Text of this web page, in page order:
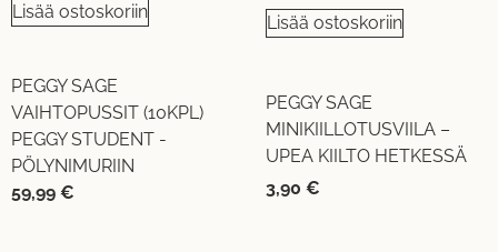
Lisää ostoskoriin
PEGGY SAGE
VAIHTOPUSSIT (10KPL)
PEGGY STUDENT -
PÖLYNIMURIIN
59,99 €
Lisää ostoskoriin
PEGGY SAGE
MINIKIILLOTUSVIILA –
UPEA KIILTO HETKESSÄ
3,90 €